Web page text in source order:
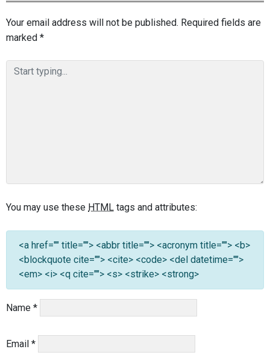
Your email address will not be published. Required fields are
marked *
You may use these HTML tags and attributes:
<a href="" title=""> <abbr title=""> <acronym title=""> <b>
<blockquote cite=""> <cite> <code> <del datetime="">
<em> <i> <q cite=""> <s> <strike> <strong>
Name *
Email *